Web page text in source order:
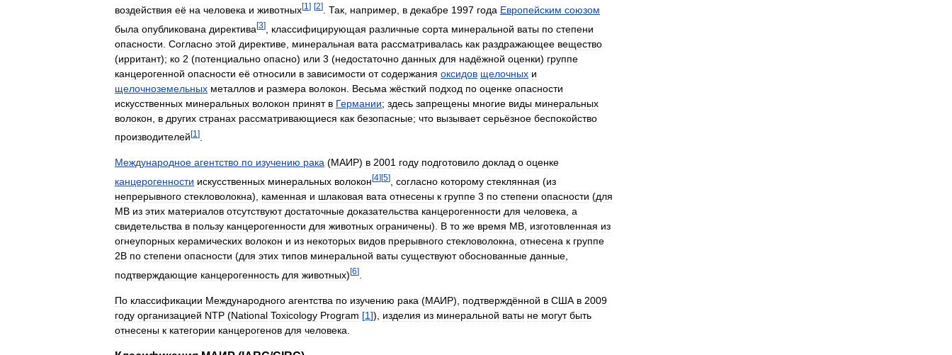
воздействия её на человека и животных[1 ] [2] Так например в декабре 1997 года Европейским союзом
была опубликована директива[3] классифицирующая различные сорта минеральной ваты по степени
опасности Согласно этой директиве минеральная вата рассматривалась как раздражающее вещество
(ирритант); ко 2 (потенциально опасно) или 3 (недостаточно данных для надёжной оценки) группе
канцерогенной опасности её относили в зависимости от содержания оксидов щелочных и
щелочноземельных металлов и размера волокон Весьма жёсткий подход по оценке опасности
искусственных минеральных волокон принят в Германии; здесь запрещены многие виды минеральных
волокон
в других странах рассматривающиеся как безопасные; что вызывает серьёзное беспокойство
производителей[1 ]
Международное агентство по изучению рака (МАИР) в 2001 году подготовило доклад о оценке
канцерогенности искусственных минеральных волокон [4] [5] согласно которому стеклянная (из
непрерывного стекловолокна), каменная и шлаковая вата отнесены к группе 3 по степени опасности (для
МВ из этих материалов отсутствуют достаточные доказательства канцерогенности для человека а
свидетельства в пользу канцерогенности для животных ограничены). В то же время МВ изготовленная из
огнеупорных керамических волокон и из некоторых видов прерывного стекловолокна отнесена к группе
2B по степени опасности (для этих типов минеральной ваты существуют обоснованные данные
подтверждающие канцерогенность для животных)[6]
По классификации Международного агентства по изучению рака (МАИР), подтверждённой в США в 2009
году организацией NTP (National Toxicology Program [1]), изделия из минеральной ваты не могут быть
отнесены к категории канцерогенов для человека